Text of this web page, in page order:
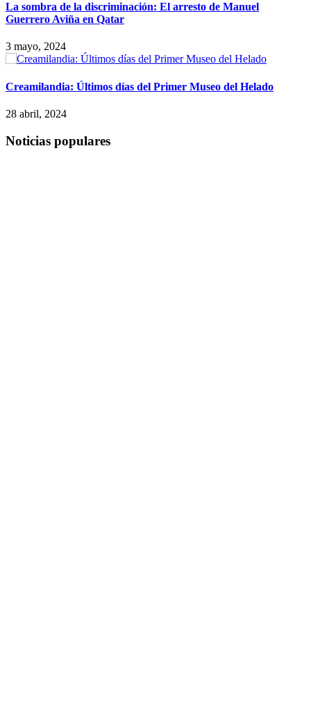
La sombra de la discriminación: El arresto de Manuel
Guerrero Aviña en Qatar
3 mayo, 2024
Creamilandia: Últimos días del Primer Museo del Helado
28 abril, 2024
Noticias populares